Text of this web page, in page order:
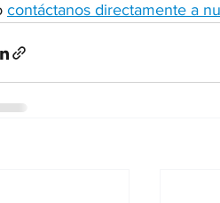
contáctanos directamente a